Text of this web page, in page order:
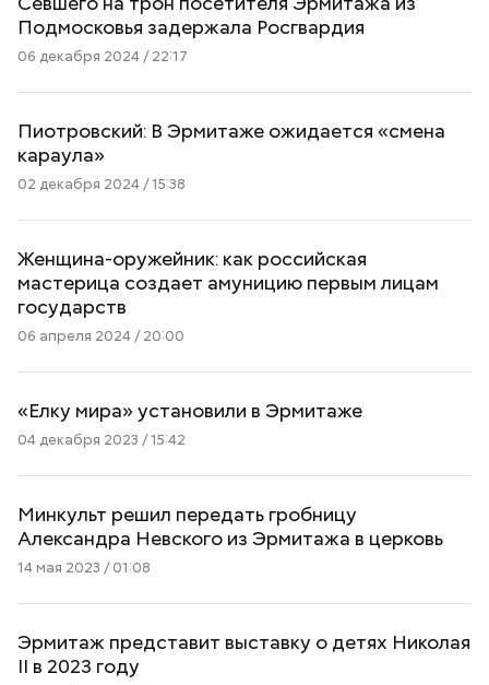
Подмосковья задержала Росгвардия
06 декабря 2024 / 22:17
Пиотровский: В Эрмитаже ожидается «смена
караула»
02 декабря 2024 / 15:38
Женщина-оружейник: как российская
мастерица создает амуницию первым лицам
государств
06 апреля 2024 / 20:00
«Елку мира» установили в Эрмитаже
04 декабря 2023 / 15:42
Минкульт решил передать гробницу
Александра Невского из Эрмитажа в церковь
14 мая 2023 / 01:08
Эрмитаж представит выставку о детях Николая
II в 2023 году